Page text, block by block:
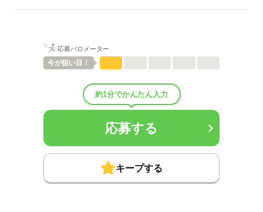
■退職金制度：有（勤続5年以上）
■退職金制度備考：
・固定残業代は精勤手当という名目で支給
・職能給36,500円～42,700円
※業務評価報酬
処遇改善手当は業績の影響で変動します
屋内禁煙
応募する
応募バロメーター
今が狙い目！
約1分でかんたん入力
応募する
キープする